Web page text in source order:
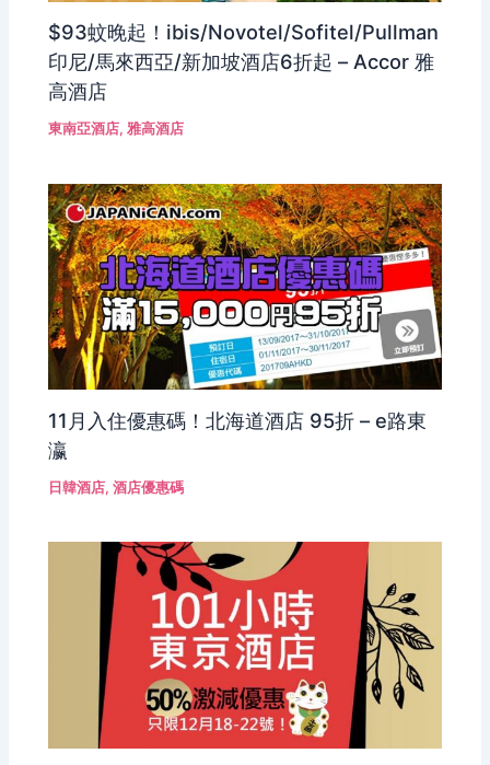
$93蚊晚起！ibis/Novotel/Sofitel/Pullman
印尼/馬來西亞/新加坡酒店6折起 – Accor 雅
高酒店
東南亞酒店,雅高酒店
11月入住優惠碼！北海道酒店 95折 – e路東
瀛
日韓酒店,酒店優惠碼